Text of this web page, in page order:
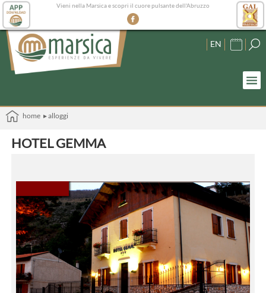
Vieni nella Marsica e scopri il cuore pulsante dell'Abruzzo
EN
home ▸ alloggi
HOTEL GEMMA